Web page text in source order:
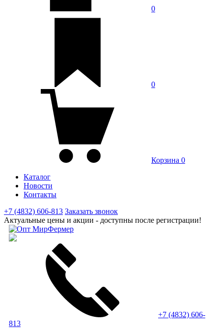
0
0
Корзина 0
Каталог
Новости
Контакты
+7 (4832) 606-813 Заказать звонок
Актуальные цены и акции - доступны после регистрации!
+7 (4832) 606-
813